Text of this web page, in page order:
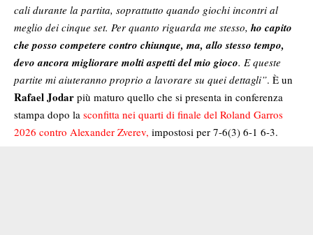
cali durante la partita, soprattutto quando giochi incontri al
meglio dei cinque set. Per quanto riguarda me stesso, ho capito
che posso competere contro chiunque, ma, allo stesso tempo,
devo ancora migliorare molti aspetti del mio gioco. E queste
partite mi aiuteranno proprio a lavorare su quei dettagli”. È un
Rafael Jodar più maturo quello che si presenta in conferenza
stampa dopo la sconfitta nei quarti di finale del Roland Garros
2026 contro Alexander Zverev, impostosi per 7-6(3) 6-1 6-3.